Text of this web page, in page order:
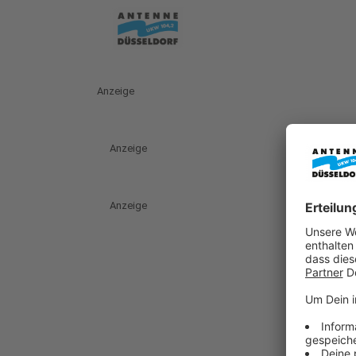
Anzeige
Anzeige
Anzeige